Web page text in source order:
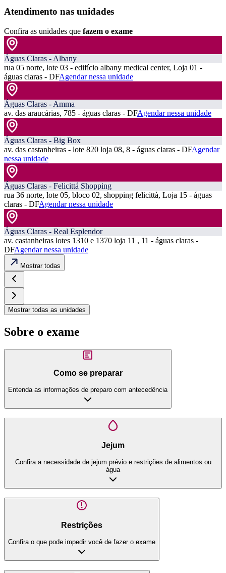
Atendimento nas unidades
Confira as unidades que fazem o exame
Águas Claras - Albany
rua 05 norte, lote 03 - edifício albany medical center, Loja 01 -
águas claras - DFAgendar nessa unidade
Águas Claras - Amma
av. das araucárias, 785 - águas claras - DFAgendar nessa unidade
Águas Claras - Big Box
av. das castanheiras - lote 820 loja 08, 8 - águas claras - DFAgendar
nessa unidade
Águas Claras - Felicittá Shopping
rua 36 norte, lote 05, bloco 02, shopping felicittà, Loja 15 - águas
claras - DFAgendar nessa unidade
Águas Claras - Real Esplendor
av. castanheiras lotes 1310 e 1370 loja 11 , 11 - águas claras -
DFAgendar nessa unidade
Mostrar todas
Mostrar todas as unidades
Sobre o exame
Como se preparar
Entenda as informações de preparo com antecedência
Jejum
Confira a necessidade de jejum prévio e restrições de alimentos ou
água
Restrições
Confira o que pode impedir você de fazer o exame